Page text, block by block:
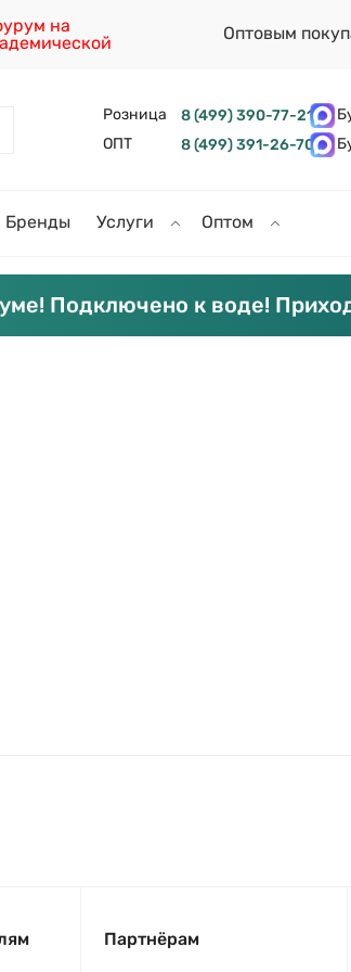
на
Оптовым
Розница 8 (499) 390-77-21
ОПТ
8 (499) 391-26-70
Бренды Услуги Оптом
Подключено к воде!
Партнёрам